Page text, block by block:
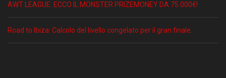
AWT LEAGUE: ECCO IL MONSTER PRIZEMONEY DA 75.000€!
Road to Ibiza: Calcolo del livello congelato per il gran finale.